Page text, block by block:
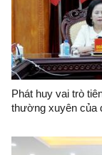
Phát huy vai trò
thường xuyên của